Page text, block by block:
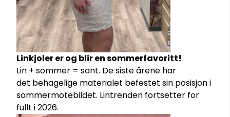
Linkjoler er og blir en sommerfavoritt!
Lin + sommer = sant. De siste årene har
det behagelige materialet befestet sin posisjon i
sommermotebildet. Lintrenden fortsetter for
fullt i 2026.